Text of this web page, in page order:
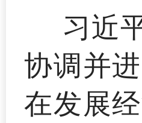
习近
协调并
在发展